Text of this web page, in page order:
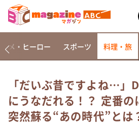
なるみ・岡村の過ぎるTV
相席食堂
メ・ヒーロー スポーツ 料理・旅
「だいぶ昔ですよね…」
にうなだれる！？ 定番の
突然蘇る“あの時代”とは